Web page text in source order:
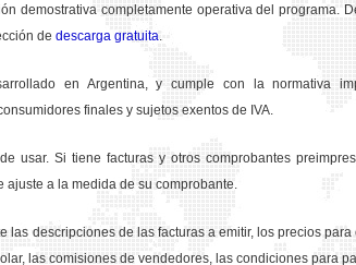
demostrativa completamente operativa del programa.
de descarga gratuita.
en Argentina, y cumple con la normativa
finales y sujetos exentos de IVA.
usar. Si tiene facturas y otros comprobantes
a la medida de su comprobante.
las descripciones de las facturas a emitir, los precios
las comisiones de vendedores, las condiciones para